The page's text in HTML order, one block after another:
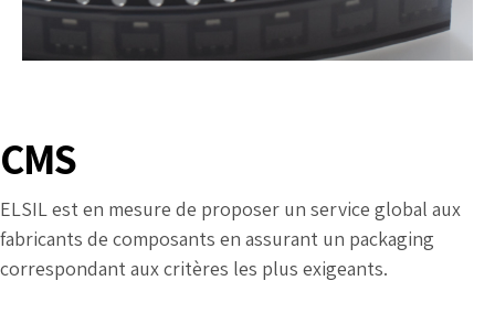
CMS
ELSIL est en mesure de proposer un service global aux
fabricants de composants en assurant un packaging
correspondant aux critères les plus exigeants.